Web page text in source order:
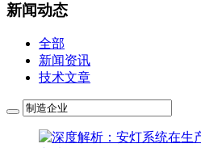
新闻动态
全部
新闻资讯
技术文章